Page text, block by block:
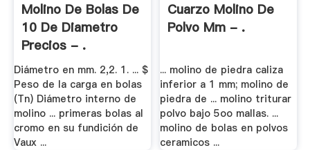
Molino De Bolas De
10 De Diametro
Precios - .
Diámetro en mm. 2,2. 1. ... $
Peso de la carga en bolas
(Tn) Diámetro interno de
molino ... primeras bolas al
cromo en su fundición de
Vaux ...
Cuarzo Molino De
Polvo Mm - .
... molino de piedra caliza
inferior a 1 mm; molino de
piedra de ... molino triturar
polvo bajo 5oo mallas. ...
molino de bolas en polvos
ceramicos ...